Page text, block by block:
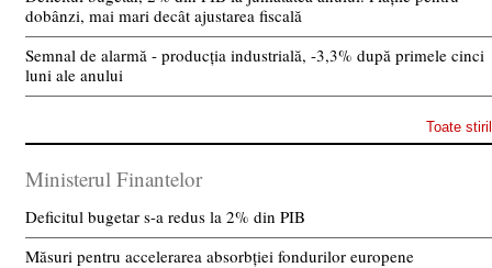
dobânzi, mai mari decât ajustarea fiscală
Semnal de alarmă - producția industrială, -3,3% după primele cinci
luni ale anului
Toate
Ministerul Finantelor
Deficitul bugetar s-a redus la 2% din PIB
Măsuri pentru accelerarea absorbției fondurilor europene